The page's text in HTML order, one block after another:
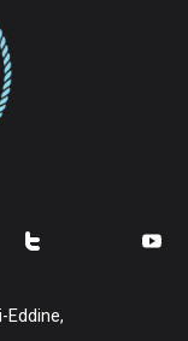
Eddine,